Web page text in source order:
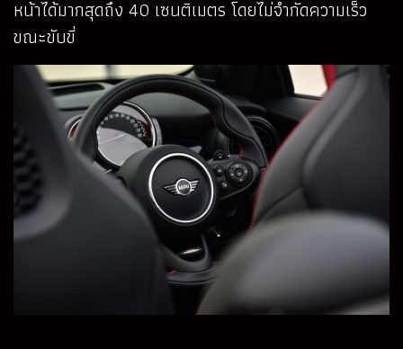
หน้าได้มากสุดถึง 40 เซนติเมตร โดยไม่จำกัดความเร็ว
ขณะขับขี่